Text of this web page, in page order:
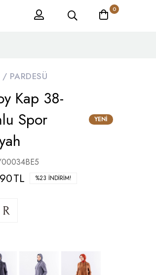
0
/ PARDESÜ
Kap 38-
Spor
YENI
TL %23 İNDIRIM!